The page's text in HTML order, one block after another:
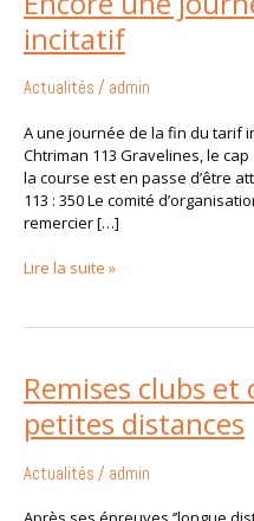
incitatif
Actualités / admin
A une journée de la fin du tarif
Chtriman 113 Gravelines, le
la course est en passe d’être
113 : 350 Le comité
remercier […]
une
journée
le
incitatif
Lire la suite »
Remises clubs
petites distances
Actualités / admin
Remises
clubs
et
ouverture
des
distances